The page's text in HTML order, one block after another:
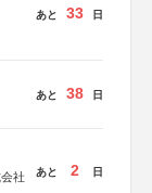
あと 33 日
あと 38 日
社
あと 2 日